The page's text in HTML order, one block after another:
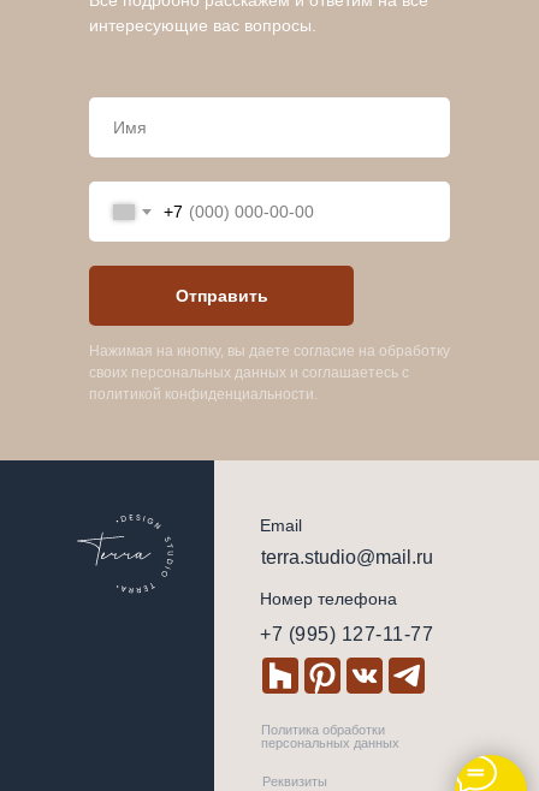
+7
Отправить
интересующие вас вопросы.
Нажимая на кнопку, вы даете согласие на обработку
своих персональных данных и соглашаетесь с
политикой конфиденциальности.
terra.studio@mail.ru
Email
+7 (995) 127-11-77
Номер телефона
Политика обработки
персональных данных
Реквизиты